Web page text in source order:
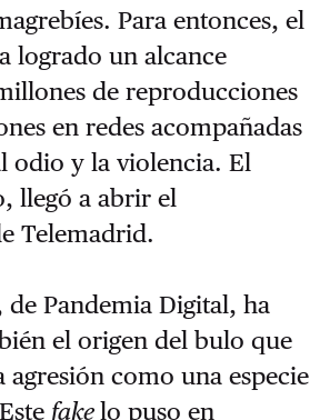
Para entonces, el
logrado un alcance
de reproducciones
en redes acompañadas
odio y la violencia. El
llegó a abrir el
Telemadrid.
de Pandemia Digital, ha
el origen del bulo que
agresión como una especie
fakelo puso en